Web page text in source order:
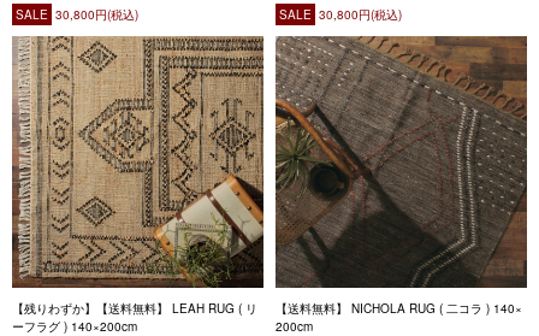
SALE 30,800円(税込)
SALE 30,800円(税込)
【残りわずか】【送料無料】 LEAH RUG ( リ
ーフラグ ) 140×200cm
【送料無料】 NICHOLA RUG ( 二コラ ) 140×
200cm